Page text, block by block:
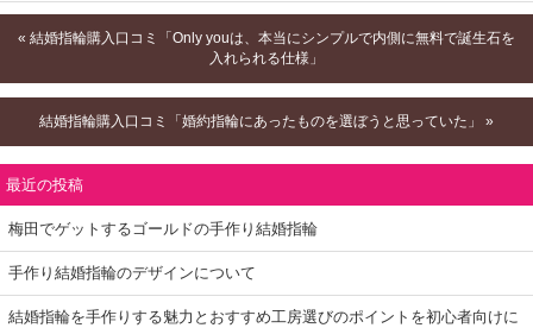
« 結婚指輪購入口コミ「Only youは、本当にシンプルで内側に無料で誕生石を
入れられる仕様」
結婚指輪購入口コミ「婚約指輪にあったものを選ぼうと思っていた」 »
最近の投稿
梅田でゲットするゴールドの手作り結婚指輪
手作り結婚指輪のデザインについて
結婚指輪を手作りする魅力とおすすめ工房選びのポイントを初心者向けに